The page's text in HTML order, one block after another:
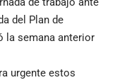
del Plan de
la semana anterior
urgente estos